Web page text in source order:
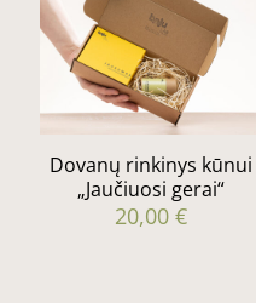
The
options
may
be
chosen
on
the
product
page
Dovanų rinkinys kūnui
„Jaučiuosi gerai“
20,00 €